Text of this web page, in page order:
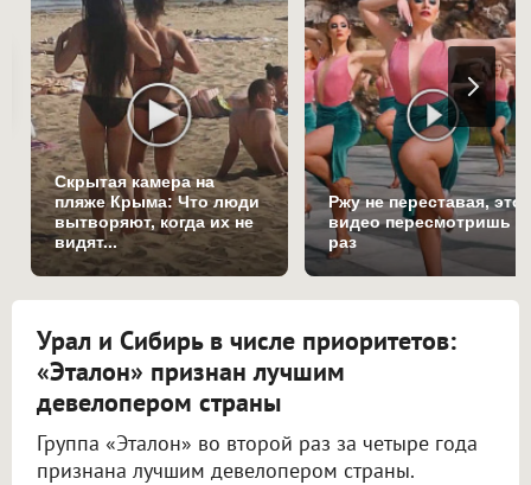
Скрытая камера на
пляже Крыма: Что люди
вытворяют, когда их не
видят...
Ржу не переставая, это
видео пересмотришь
раз
Урал и Сибирь в числе приоритетов:
«Эталон» признан лучшим
девелопером страны
Группа «Эталон» во второй раз за четыре года
признана лучшим девелопером страны.